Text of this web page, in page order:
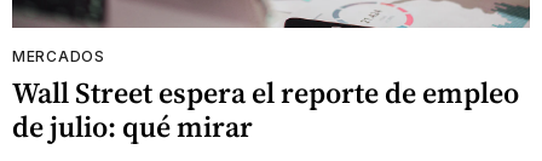
MERCADOS
Wall Street espera el reporte de empleo
de julio: qué mirar